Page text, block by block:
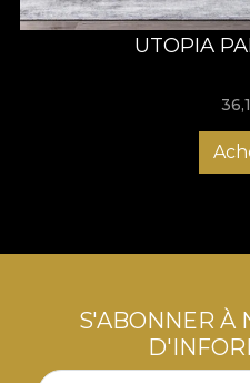
UTOPIA
S'ABONNER À